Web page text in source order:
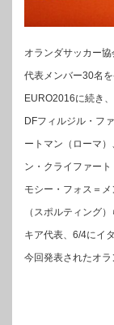
オランダサッカー
代表メンバー30名を
EURO2016に続き
DFフィルジル・フ
ートマン（ローマ
ン・クライファー
モシー・フォス＝
（スポルティング
キア代表、6/4にイ
今回発表されたオラ